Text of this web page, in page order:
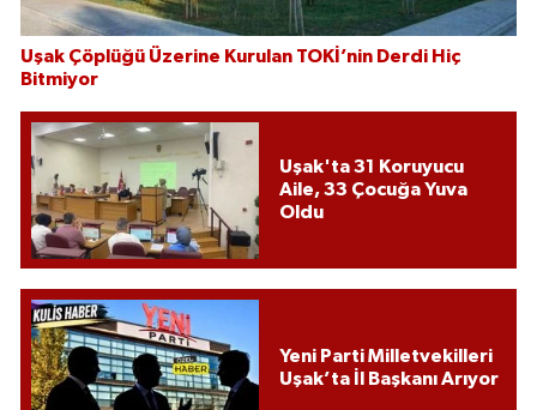
Uşak Çöplüğü Üzerine Kurulan TOKİ’nin Derdi Hiç
Bitmiyor
Uşak'ta 31 Koruyucu
Aile, 33 Çocuğa Yuva
Oldu
Yeni Parti Milletvekilleri
Uşak’ta İl Başkanı Arıyor